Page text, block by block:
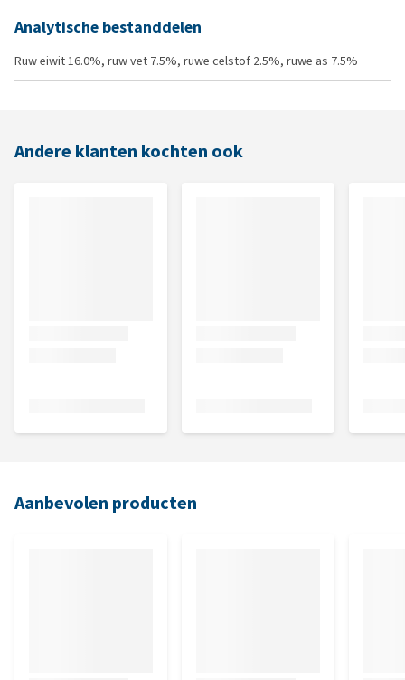
Analytische bestanddelen
Ruw eiwit 16.0%, ruw vet 7.5%, ruwe celstof 2.5%, ruwe as 7.5%
Andere klanten kochten ook
Aanbevolen producten